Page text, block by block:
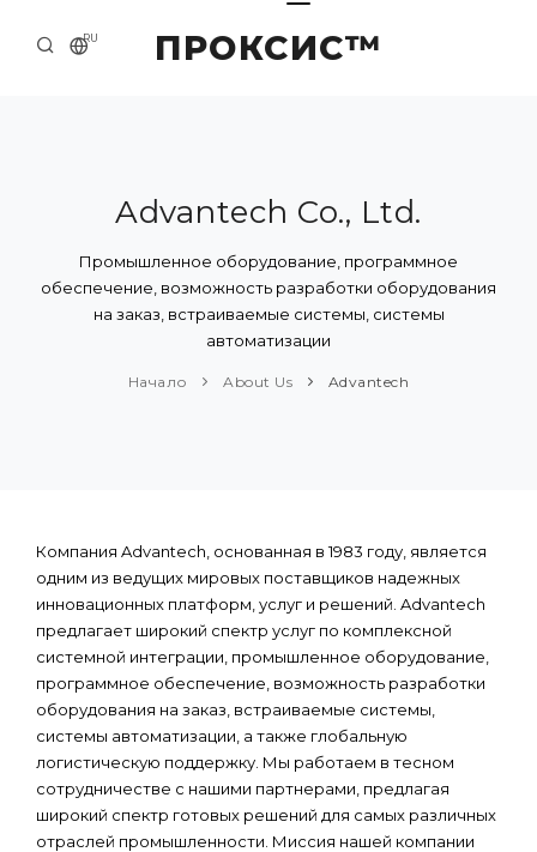
ПРОКСИС™
RU
О КОМПАНИИ
ПРИМЕРЫ И РЕШЕНИЯ
КАТАЛОГ ПРОДУКЦИИ
Advantech Co., Ltd.
Промышленное оборудование, программное
обеспечение, возможность разработки оборудования
на заказ, встраиваемые системы, системы
автоматизации
Начало About Us Advantech
Компания Advantech, основанная в 1983 году, является
одним из ведущих мировых поставщиков надежных
инновационных платформ, услуг и решений. Advantech
предлагает широкий спектр услуг по комплексной
системной интеграции, промышленное оборудование,
программное обеспечение, возможность разработки
оборудования на заказ, встраиваемые системы,
системы автоматизации, а также глобальную
логистическую поддержку. Мы работаем в тесном
сотрудничестве с нашими партнерами, предлагая
широкий спектр готовых решений для самых различных
отраслей промышленности. Миссия нашей компании